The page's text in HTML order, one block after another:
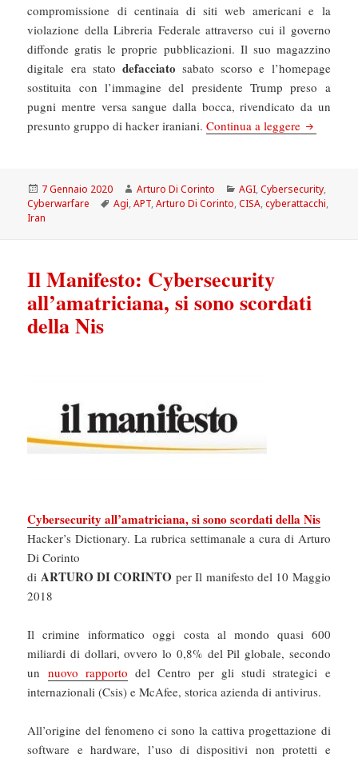
compromissione di centinaia di siti web americani e la
violazione della Libreria Federale attraverso cui il governo
diffonde gratis le proprie pubblicazioni. Il suo magazzino
digitale era stato defacciato sabato scorso e l’homepage
sostituita con l’immagine del presidente Trump preso a
pugni mentre versa sangue dalla bocca, rivendicato da un
presunto gruppo di hacker iraniani.Continua a leggere AGI: Gli
Scritto
il
7 Gennaio 2020 Autore
Arturo Di Corinto Categorie
AGI,Cybersecurity,
Cyberwarfare
Tag
Agi,APT,Arturo Di Corinto,CISA,cyberattacchi,
Iran
Il Manifesto: Cybersecurity
all’amatriciana, si sono scordati
della Nis
Cybersecurity all’amatriciana, si sono scordati della Nis
Hacker’s Dictionary. La rubrica settimanale a cura di Arturo
Di Corinto
di ARTURO DI CORINTO per Il manifesto del 10 Maggio
2018
Il crimine informatico oggi costa al mondo quasi 600
miliardi di dollari, ovvero lo 0,8% del Pil globale, secondo
un nuovo rapporto del Centro per gli studi strategici e
internazionali (Csis) e McAfee, storica azienda di antivirus.
All’origine del fenomeno ci sono la cattiva progettazione di
software e hardware, l’uso di dispositivi non protetti e